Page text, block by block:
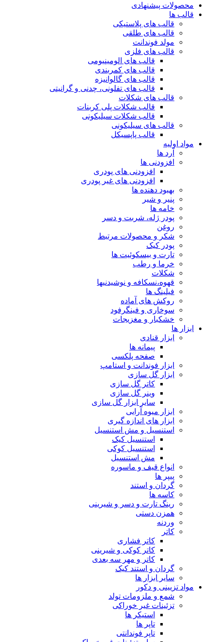
محصولات پیشنهادی
قالب ها
قالب های پلاستیکی
قالب های طلقی
مولد فوندانت
قالب های فلزی
قالب های الومینیومی
قالب های کمربندی
قالب های گالوانیزه
قالب های تفلونی، چدنی و گرانیتی
قالب های شکلات
قالب شکلات پلی کربنات
قالب شکلات سیلیکونی
قالب های سیلیکونی
قالب پاپسیکل
مواد اولیه
آرد ها
افزودنی ها
افزودنی های پودری
افزودنی های غیر پودری
بهبود دهنده ها
پنیر و شیر
خامه ها
پودر ژله، شربت و دسر
روغن
شکر و محصولات مرتبط
پودر کیک
تارت و بیسکوئیت ها
خرما و رطب
شکلات
قهوه،نسکافه و نوشیدنیها
فیلینگ ها
روکش های آماده
سوخاری و فینگرفود
خشکبار و مغزیجات
ابزار ها
ابزار قنادی
پیمانه ها
صفحه پلکسی
ابزار فوندانت و استامپ
ابزار گل سازی
کاتر گل سازی
وینر گل سازی
سایر ابزار گل سازی
ابزار میوه آرایی
ابزار های اندازه گیری
استنسیل و مش استنسیل
استنسیل کیک
استنسیل کوکی
مش استنسیل
انواع قیف و ماسوره
پیپر ها
گردان و استند
کاسه ها
رینگ تارت و دسر و شیرینی
همزن دستی
وردنه
کاتر
کاتر فشاری
کاتر کوکی و شیرینی
کاتر و مهر سه بعدی
گردان و استند کیک
سایر ابزار ها
مواد تزیینی و دکور
شمع و ملزومات تولد
تزئینات غیر خوراکی
استیکر ها
تاپر ها
تاپر فوندانتی